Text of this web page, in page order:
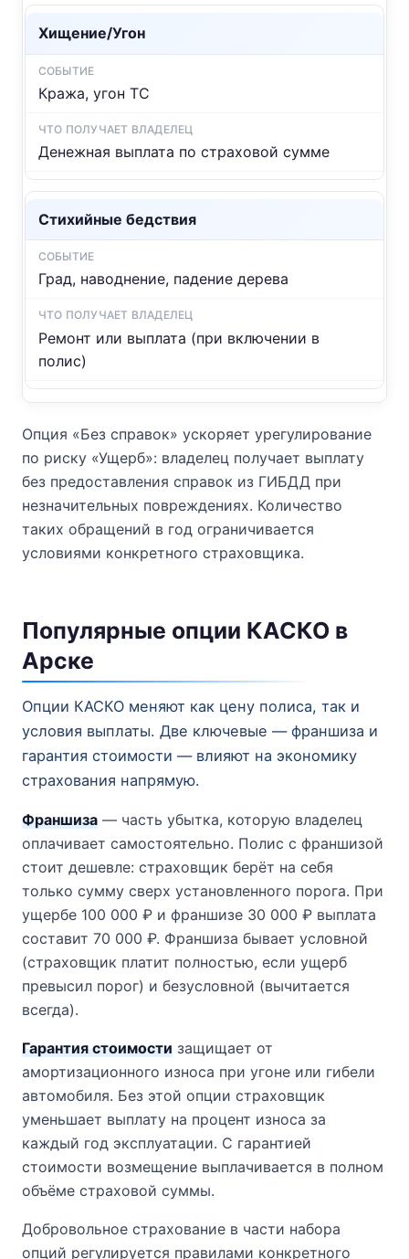
Хищение/Угон
Кража, угон ТС
Денежная выплата по страховой сумме
Стихийные бедствия
Град, наводнение, падение дерева
Ремонт или выплата (при включении в
полис)
Опция «Без справок» ускоряет урегулирование
по риску «Ущерб»: владелец получает выплату
без предоставления справок из ГИБДД при
незначительных повреждениях. Количество
таких обращений в год ограничивается
условиями конкретного страховщика.
Популярные опции КАСКО в
Арске
Опции КАСКО меняют как цену полиса, так и
условия выплаты. Две ключевые — франшиза и
гарантия стоимости — влияют на экономику
страхования напрямую.
Франшиза — часть убытка, которую владелец
оплачивает самостоятельно. Полис с франшизой
стоит дешевле: страховщик берёт на себя
только сумму сверх установленного порога. При
ущербе 100 000 ₽ и франшизе 30 000 ₽ выплата
составит 70 000 ₽. Франшиза бывает условной
(страховщик платит полностью, если ущерб
превысил порог) и безусловной (вычитается
всегда).
Гарантия стоимости защищает от
амортизационного износа при угоне или гибели
автомобиля. Без этой опции страховщик
уменьшает выплату на процент износа за
каждый год эксплуатации. С гарантией
стоимости возмещение выплачивается в полном
объёме страховой суммы.
Добровольное страхование в части набора
опций регулируется правилами конкретного